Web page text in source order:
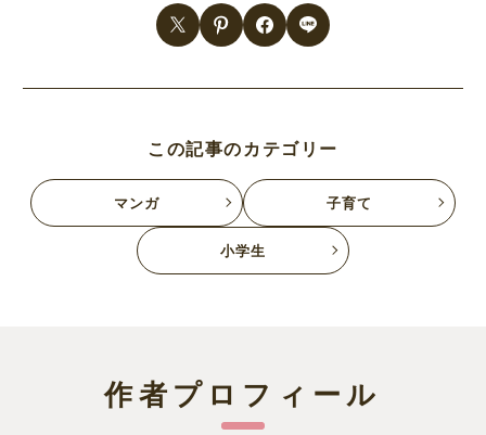
この記事のカテゴリー
マンガ 子育て
小学生
作者プロフィール